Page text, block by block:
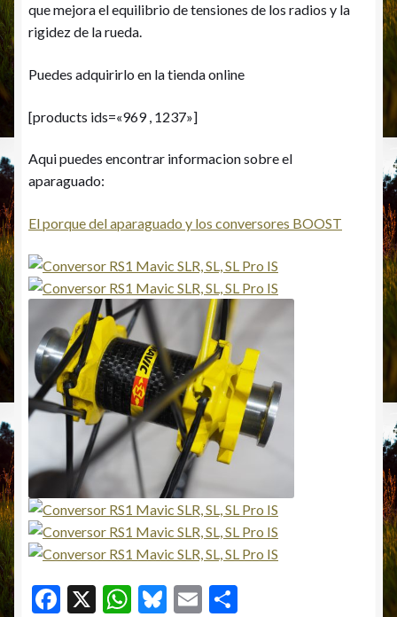
que mejora el equilibrio de tensiones de los radios y la
rigidez de la rueda.
Puedes adquirirlo en la tienda online
[products ids=«969 , 1237»]
Aqui puedes encontrar informacion sobre el
aparaguado:
El porque del aparaguado y los conversores BOOST
F
X
W Bl E